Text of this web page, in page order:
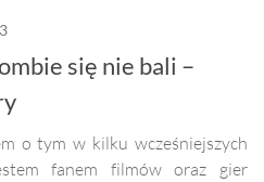
się nie bali –
o tym w kilku wcześniejszych
fanem filmów oraz gier